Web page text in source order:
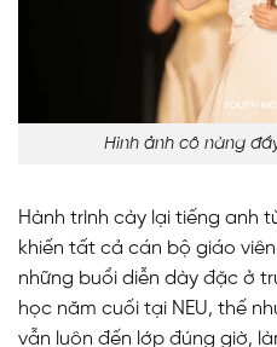
Hình ảnh cô nàng
Hành trình cày lại tiếng anh
khiến tất cả cán bộ giáo
những buổi diễn dày đặc ở
học năm cuối tại NEU, thế
vẫn luôn đến lớp đúng giờ,